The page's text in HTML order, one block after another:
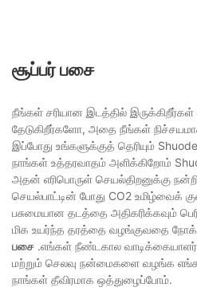
சூப்பர் பசை
நீங்கள் சரியான இடத்தில் இருக்கிறீர்கள்
தேடுகிறீர்களோ, அதை நீங்கள்
இப்போது உங்களுக்குத் தெரியும்
நாங்கள் உத்தரவாதம் அளிக்கிறோம்
அதன் எரிபொருள் செயல்திறனுக்கு
செயல்பாட்டின் போது CO2 உமிழ்வைக்
பசுமையான தடத்தை அதிகரிக்கவும்
மிக உயர்ந்த தரத்தை வழங்குவதை
பசை .எங்கள் நீண்டகால
மற்றும் செலவு நன்மைகளை வழங்க
நாங்கள் தீவிரமாக ஒத்துழைப்போம்.